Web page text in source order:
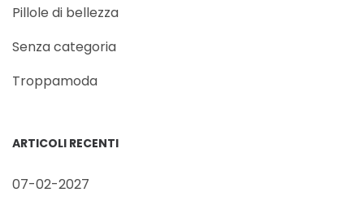
Pillole di bellezza
Senza categoria
Troppamoda
ARTICOLI RECENTI
07-02-2027